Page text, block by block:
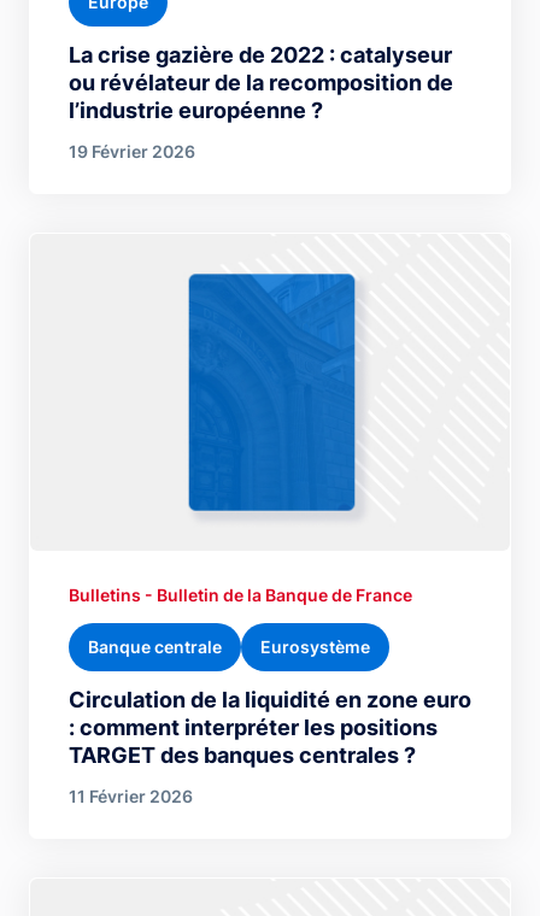
La crise gazière de 2022 : catalyseur
ou révélateur de la recomposition de
l’industrie européenne ?
19 Février 2026
Circulation de la liquidité en zone euro
: comment interpréter les positions
TARGET des banques centrales ?
Bulletins - Bulletin de la Banque de France
Banque centrale Eurosystème
11 Février 2026